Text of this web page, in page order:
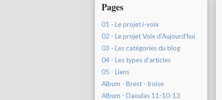
Pages
01 - Le projet i-voix
02 - Le projet Voix d'Aujourd'hui
03 - Les catégories du blog
04 - Les types d'articles
05 - Liens
Album - Brest - Iroise
Album - Daoulas 11-10-13